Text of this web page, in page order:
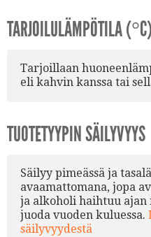
TARJOILULÄMPÖTILA
Tarjoillaan
eli kahvin kanssa tai
TUOTETYYPIN SÄILYVYYS
Säilyy pimeässä ja
avaamattomana, jopa
ja alkoholi haihtuu ajan
juoda vuoden kuluessa.
säilyvyydestä